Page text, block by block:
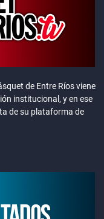
de Entre Ríos viene
institucional, y en ese
de su plataforma de